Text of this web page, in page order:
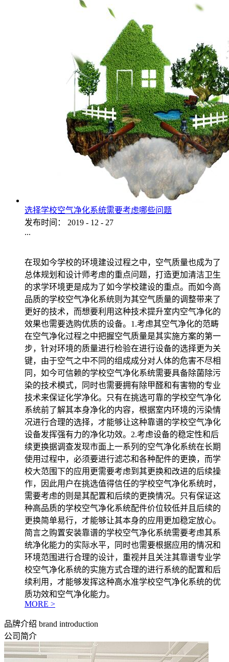
选择学校空气净化系统需要考虑哪些问题
发布时间：
2019 - 12 - 27
...
在现如今学校的环境建设过程之中，空气质量也成为了
总体规划和设计师考虑的重点问题，打造更加清洁卫生
的求学环境更是成为了如今学校建设的重点。而如今高
品质的学校空气净化系统则为其空气质量的调整带来了
更好的技术，而想要利用这种技术提升室内空气净化的
效果也需要选购优质的设备。1.考虑其空气净化的范畴
在空气净化过程之中把握空气质量是其实施方案的第一
步，针对环境的质量进行检验在进行设备的选择更为关
键，由于空气之中不同的组成成分对人体的危害不尽相
同，如今可信赖的学校空气净化系统需要具备除菌除污
染的技术模式，同时也需要拥有除甲醛和有害物的专业
技术来保证化学净化。只有在挑选可靠的学校空气净化
系统前了解其本身净化的内容，根据室内环境的污染情
况进行合理的选择，才能够让这种靠谱的学校空气净化
设备发挥强有力的净化功效。2.考虑设备的稳定性和后
续更换据调查发现市面上一系列的空气净化系统在长期
使用过程中，必须要进行滤芯和各种配件的更换，而学
校大范围下的应用更需要考虑到其更换和改进的后续操
作，因此用户在挑选值得信任的学校空气净化系统时，
需要考虑的则是其配置和后续的更换情况。只有保证这
种高品质的学校空气净化系统配件价位较低并且后续的
更换简单易行，才能够让其本身的应用更加稳定放心。
简言之购置安装靠谱的学校空气净化系统需要考虑其系
统净化能力的实际水平，同时也需要根据应用的情况和
环境范围进行合理的设计，重视并且关注其靠谱专业学
校空气净化系统的实施方式合理的进行系统的配置和后
续利用，才能够发挥这种高水准学校空气净化系统的优
质功效和空气净化能力。
MORE >
品牌介绍 brand introduction
公司简介